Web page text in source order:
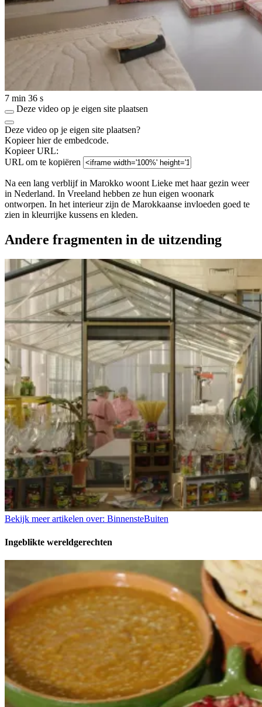
7 min 36 s
Deze video op je eigen site plaatsen
Deze video op je eigen site plaatsen?
Kopieer hier de embedcode.
Kopieer URL:
URL om te kopiëren
Na een lang verblijf in Marokko woont Lieke met haar gezin weer
in Nederland. In Vreeland hebben ze hun eigen woonark
ontworpen. In het interieur zijn de Marokkaanse invloeden goed te
zien in kleurrijke kussens en kleden.
Andere fragmenten in de uitzending
Bekijk meer artikelen over: BinnensteBuiten
Ingeblikte wereldgerechten